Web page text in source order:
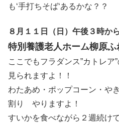
も‘手打ちそば‘あるかな？？
８月１１日（日）午後３時から
特別養護老人ホーム柳原ふ
ここでもフラダンス”カトレ
見られますよ！！
わたあめ・ポップコーン・や
割り やりますよ！
すいかを食べながら２週続け